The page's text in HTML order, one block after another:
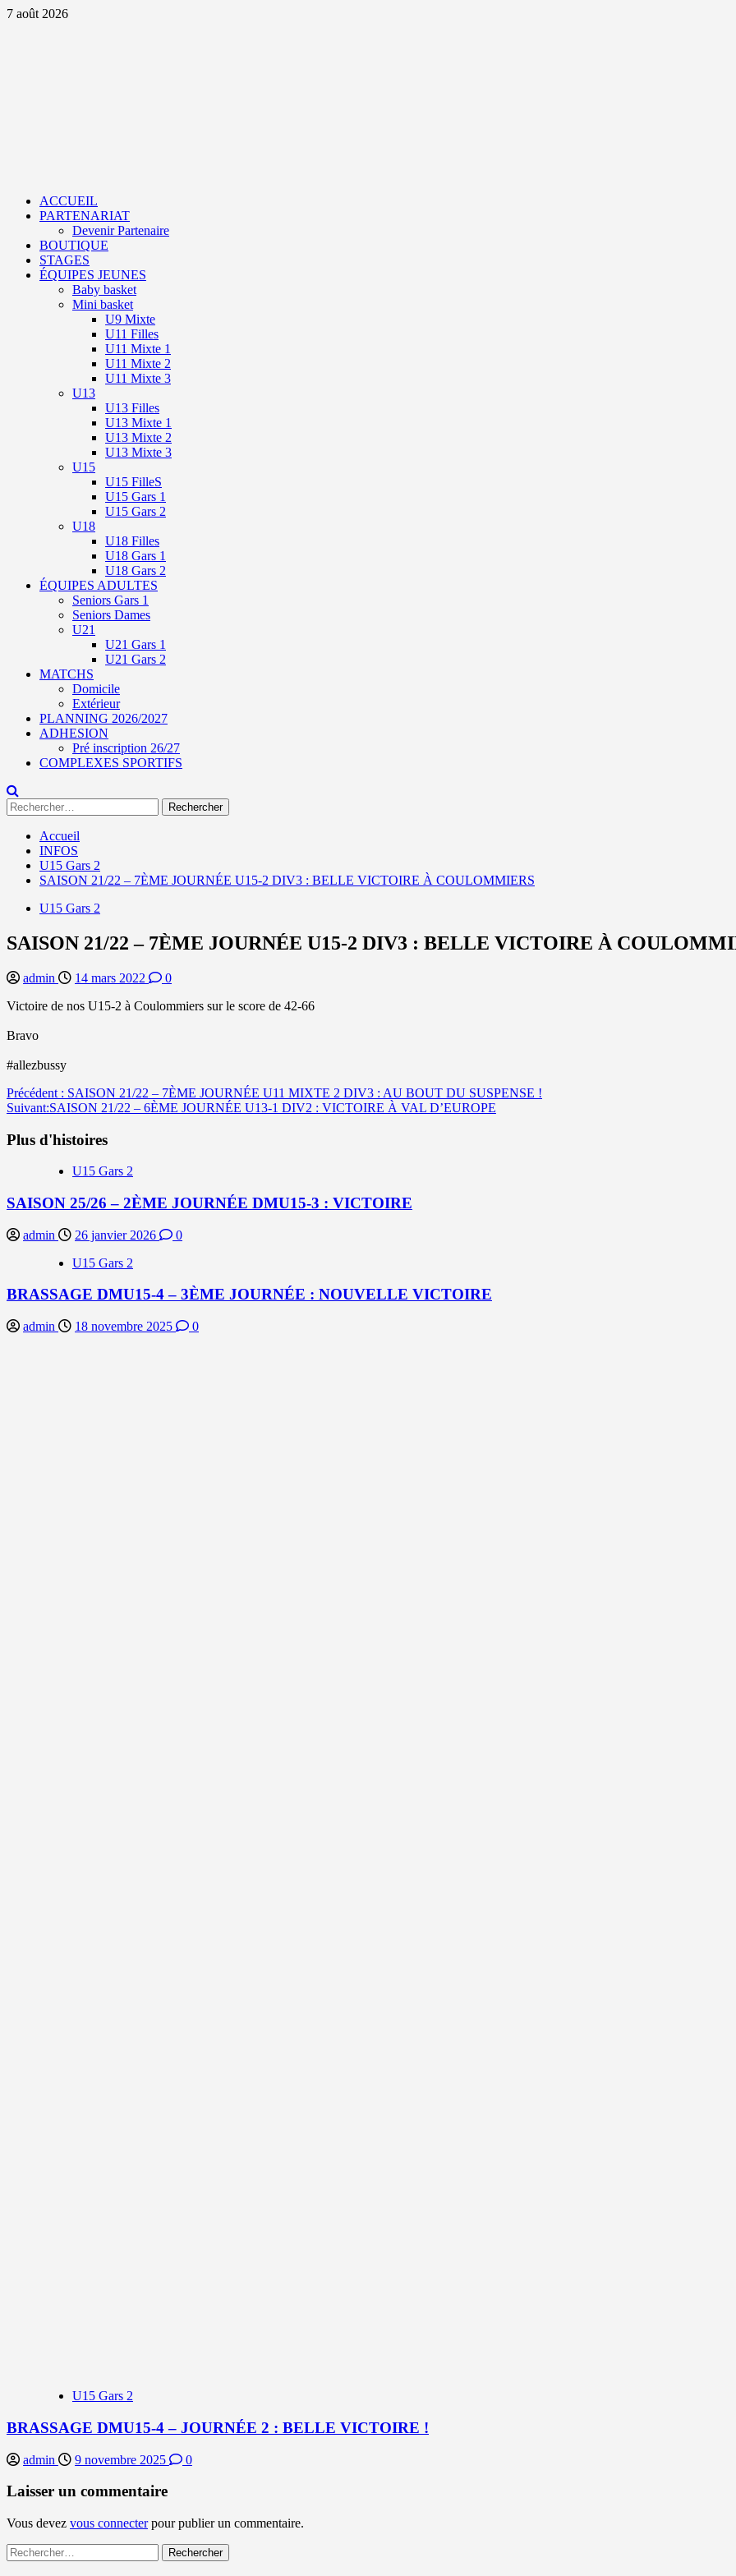
Aller
7 août 2026
ACCUEIL
PARTENARIAT
Devenir Partenaire
BOUTIQUE
STAGES
ÉQUIPES JEUNES
Baby basket
Mini basket
U9 Mixte
U11 Filles
U11 Mixte 1
U11 Mixte 2
U11 Mixte 3
U13
U13 Filles
U13 Mixte 1
U13 Mixte 2
U13 Mixte 3
U15
U15 FilleS
U15 Gars 1
U15 Gars 2
U18
U18 Filles
U18 Gars 1
U18 Gars 2
ÉQUIPES ADULTES
Seniors Gars 1
Seniors Dames
U21
U21 Gars 1
U21 Gars 2
MATCHS
Domicile
Extérieur
PLANNING 2026/2027
ADHESION
Pré inscription 26/27
COMPLEXES SPORTIFS
Rechercher :
Accueil
INFOS
U15 Gars 2
SAISON 21/22 – 7ÈME JOURNÉE U15-2 DIV3 : BELLE VICTOIRE À COULOMMIERS
U15 Gars 2
SAISON 21/22 – 7ÈME JOURNÉE U15-2 DIV3 : BELLE VICTOIRE À
admin 14 mars 2022
0
Victoire de nos U15-2 à Coulommiers sur le score de 42-66
Bravo
#allezbussy
Navigation
d’article
Précédent : SAISON 21/22 – 7ÈME JOURNÉE U11 MIXTE 2 DIV3 : AU BOUT DU SUSPENSE !
Suivant:SAISON 21/22 – 6ÈME JOURNÉE U13-1 DIV2 : VICTOIRE À VAL D’EUROPE
Plus d'histoires
U15 Gars 2
SAISON 25/26 – 2ÈME JOURNÉE DMU15-3 : VICTOIRE
admin 26 janvier 2026
0
U15 Gars 2
BRASSAGE DMU15-4 – 3ÈME JOURNÉE : NOUVELLE VICTOIRE
admin 18 novembre 2025 0
U15 Gars 2
BRASSAGE DMU15-4 – JOURNÉE 2 : BELLE VICTOIRE !
admin 9 novembre 2025 0
Laisser un commentaire
Vous devez vous connecterpour publier un commentaire.
Rechercher :